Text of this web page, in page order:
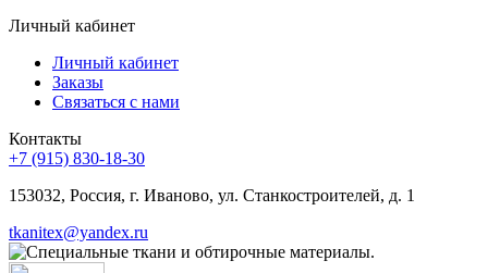
Личный кабинет
Личный кабинет
Заказы
Связаться с нами
Контакты
+7 (915) 830-18-30
153032, Россия, г. Иваново, ул. Станкостроителей, д. 1
tkanitex@yandex.ru